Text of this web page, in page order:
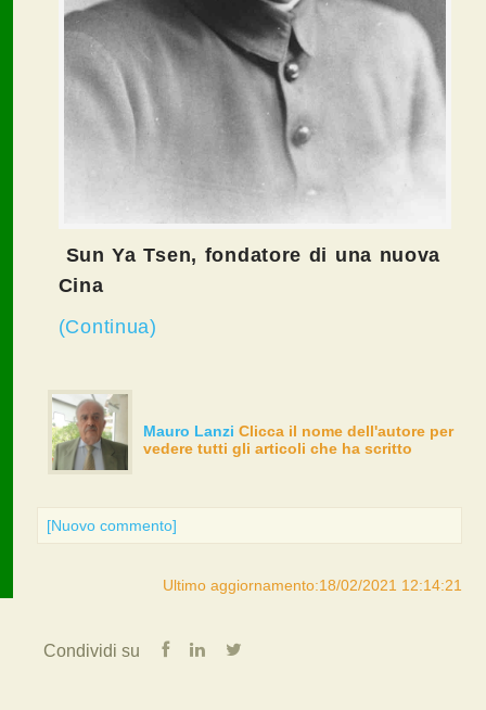
Sun Ya Tsen, fondatore di una nuova
Cina
(Continua)
Mauro Lanzi Clicca il nome dell'autore per
vedere tutti gli articoli che ha scritto
[Nuovo commento]
Ultimo aggiornamento:18/02/2021 12:14:21
Condividi su